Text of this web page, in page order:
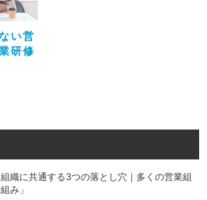
い営
研修
織に共通する3つの落とし穴｜多くの営業組
み」